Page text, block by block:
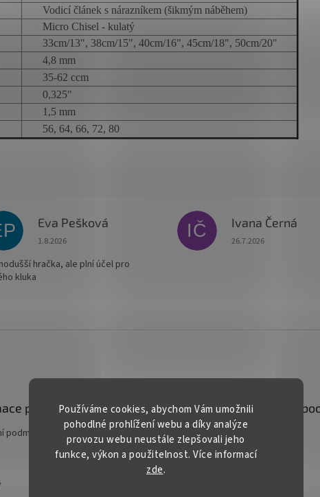
Používáme cookies, abychom Vám umožnili
pohodlné prohlížení webu a díky analýze
provozu webu neustále zlepšovali jeho
funkce, výkon a použitelnost. Více informací
zde.
Vodicí článek s nárazníkem (šikmým náběhem)
Micro Chisel - kulatý
33cm/13", 38cm/15", 40cm/16", 45cm/18", 50cm/20"
4,8 mm
35-62 ccm
0,325"
1,5 mm
56, 64, 66, 72, 80
Eva Pešková
Hodnocení obchodu je 5 z 5 hvězdiček.
1.8.2026
hračka, ale plní účel pro
kluka
IČ Ivana Černá
Hodnocení obchodu
26.7.2026
pro vás
podmínky
Kontakt
prodej@ gardentech.cz
+420 548 531 294
+420 777 228 328